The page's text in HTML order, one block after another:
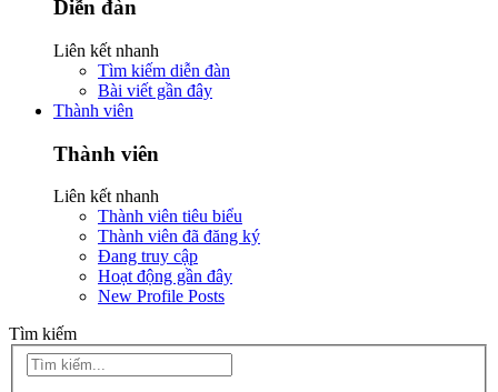
Diễn đàn
Liên kết nhanh
Tìm kiếm diễn đàn
Bài viết gần đây
Thành viên
Thành viên
Liên kết nhanh
Thành viên tiêu biểu
Thành viên đã đăng ký
Đang truy cập
Hoạt động gần đây
New Profile Posts
Tìm kiếm